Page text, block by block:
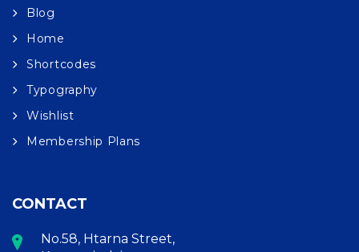
Blog
Home
Shortcodes
Typography
Wishlist
Membership Plans
CONTACT
No.58, Htarna Street,